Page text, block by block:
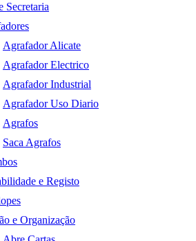
Secretaria
Agrafador Alicate
Agrafador Electrico
Agrafador Industrial
Agrafador Uso Diario
Agrafos
Saca Agrafos
e Registo
e Organização